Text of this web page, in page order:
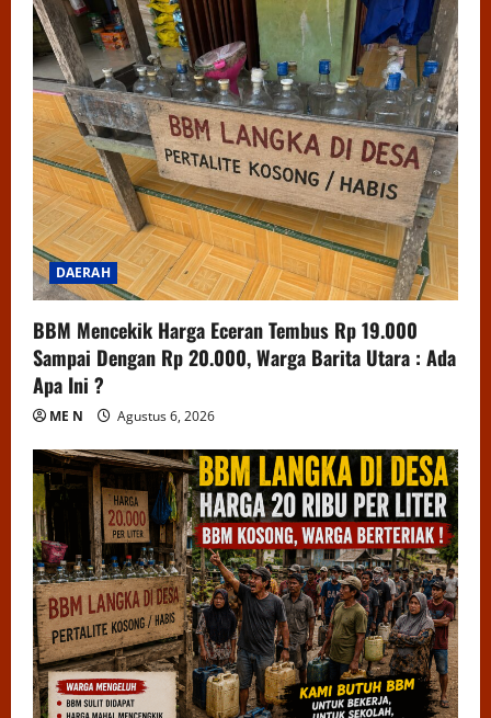
DAERAH
BBM Mencekik Harga Eceran Tembus Rp 19.000
Sampai Dengan Rp 20.000, Warga Barita Utara : Ada
Apa Ini ?
ME N Agustus 6, 2026